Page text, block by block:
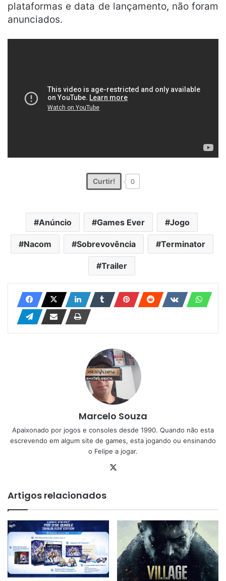
plataformas e data de lançamento, não foram
anunciados.
Curtir! 0
Anúncio Games Ever Jogo
Nacom Sobrevovência Terminator
Trailer
Marcelo Souza
Apaixonado por jogos e consoles desde 1990. Quando não esta
escrevendo em algum site de games, esta jogando ou ensinando
o Felipe a jogar.
Artigos relacionados